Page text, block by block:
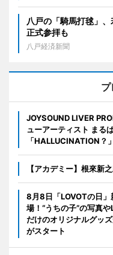
八戸の「騎馬打毬」
正式参拝も
八戸経済新聞
JOYSOUND LIVER
ューアーティスト まる
「HALLUCINATION？
【アカデミー】根來新
8月8日「LOVOTの日」
場！“うちの子”の写真
だけのオリジナルグッ
がスタート